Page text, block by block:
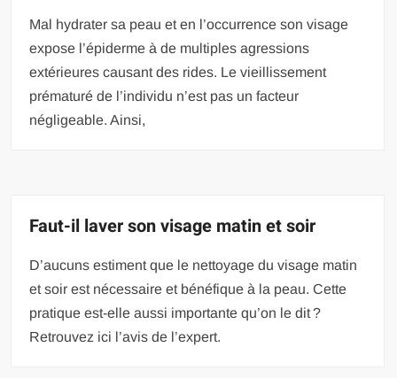
Mal hydrater sa peau et en l’occurrence son visage
expose l’épiderme à de multiples agressions
extérieures causant des rides. Le vieillissement
prématuré de l’individu n’est pas un facteur
négligeable. Ainsi,
Faut-il laver son visage matin et soir
D’aucuns estiment que le nettoyage du visage matin
et soir est nécessaire et bénéfique à la peau. Cette
pratique est-elle aussi importante qu’on le dit ?
Retrouvez ici l’avis de l’expert.